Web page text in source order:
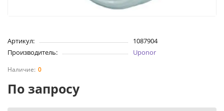
Артикул:
1087904
Производитель:
Uponor
0
По запросу